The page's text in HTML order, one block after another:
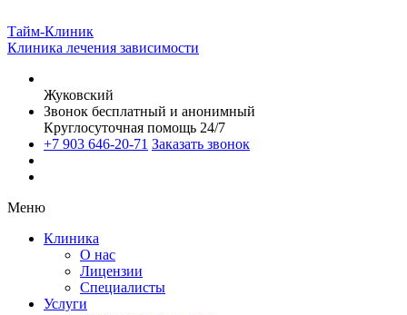
Тайм-Клиник
Клиника лечения зависимости
Жуковский
Звонок бесплатный и анонимный
Круглосуточная помощь 24/7
+7 903 646-20-71 Заказать звонок
Меню
Клиника
О нас
Лицензии
Специалисты
Услуги